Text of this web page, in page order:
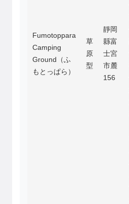
Fumotoppara
Camping
Ground（ふ
もとっぱら）
草
原
型
靜岡
縣富
士宮
市麓
156